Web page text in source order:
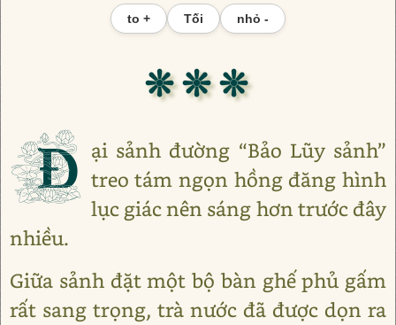
to + Tối nhỏ -
❊ ❊ ❊
Đ ại sảnh đường “Bảo Lũy sảnh”
treo tám ngọn hồng đăng hình
lục giác nên sáng hơn trước đây
nhiều.
Giữa sảnh đặt một bộ bàn ghế phủ gấm
rất sang trọng, trà nước đã được dọn ra